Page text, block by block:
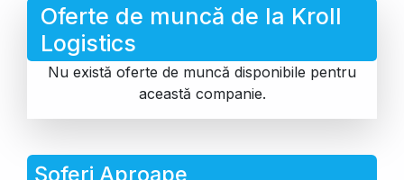
Oferte de muncă de la Kroll
Logistics
Nu există oferte de muncă disponibile pentru
această companie.
Șoferi Aproape